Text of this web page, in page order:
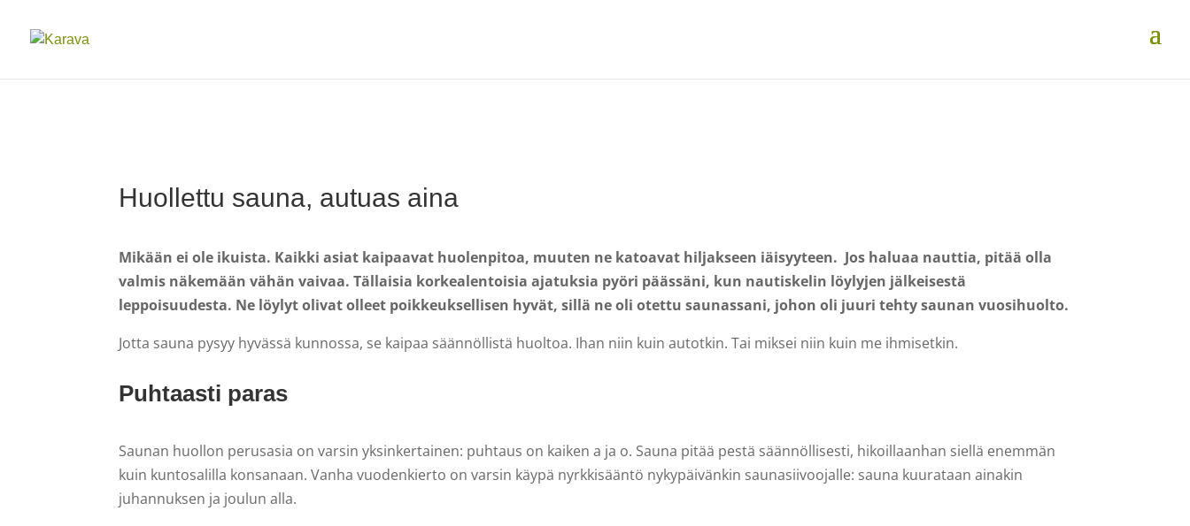
Huollettu sauna, autuas aina
Mikään ei ole ikuista. Kaikki asiat kaipaavat huolenpitoa, muuten ne katoavat hiljakseen iäisyyteen. Jos haluaa nauttia, pitää olla
valmis näkemään vähän vaivaa. Tällaisia korkealentoisia ajatuksia pyöri päässäni, kun nautiskelin löylyjen jälkeisestä
leppoisuudesta. Ne löylyt olivat olleet poikkeuksellisen hyvät, sillä ne oli otettu saunassani, johon oli juuri tehty saunan vuosihuolto.
Jotta sauna pysyy hyvässä kunnossa, se kaipaa säännöllistä huoltoa. Ihan niin kuin autotkin. Tai miksei niin kuin me ihmisetkin.
Puhtaasti paras
Saunan huollon perusasia on varsin yksinkertainen: puhtaus on kaiken a ja o. Sauna pitää pestä säännöllisesti, hikoillaanhan siellä enemmän
kuin kuntosalilla konsanaan. Vanha vuodenkierto on varsin käypä nyrkkisääntö nykypäivänkin saunasiivoojalle: sauna kuurataan ainakin
juhannuksen ja joulun alla.